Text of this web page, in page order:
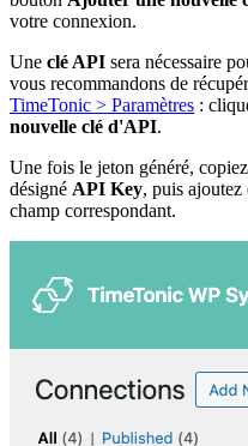
votre connexion.
Une clé API sera nécessaire
vous recommandons de
TimeTonic > Paramètres :
nouvelle clé d'API.
Une fois le jeton généré,
désigné API Key, puis ajoutez
champ correspondant.